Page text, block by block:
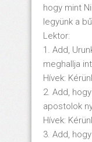
hogy mint
legyünk a
Lektor:
1. Add,
meghallja
Hívek:
2. Add,
apostolok
Hívek:
3. Add,